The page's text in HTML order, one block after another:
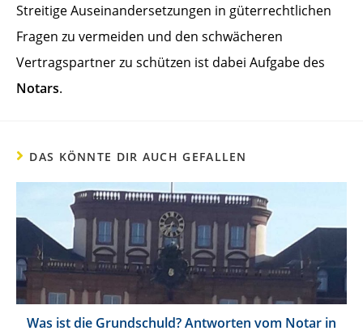
Streitige Auseinandersetzungen in güterrechtlichen
Fragen zu vermeiden und den schwächeren
Vertragspartner zu schützen ist dabei Aufgabe des
Notars.
DAS KÖNNTE DIR AUCH GEFALLEN
Was ist die Grundschuld? Antworten vom Notar in